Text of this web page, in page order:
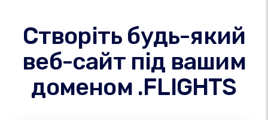
Створіть будь-який
веб-сайт під вашим
доменом .FLIGHTS